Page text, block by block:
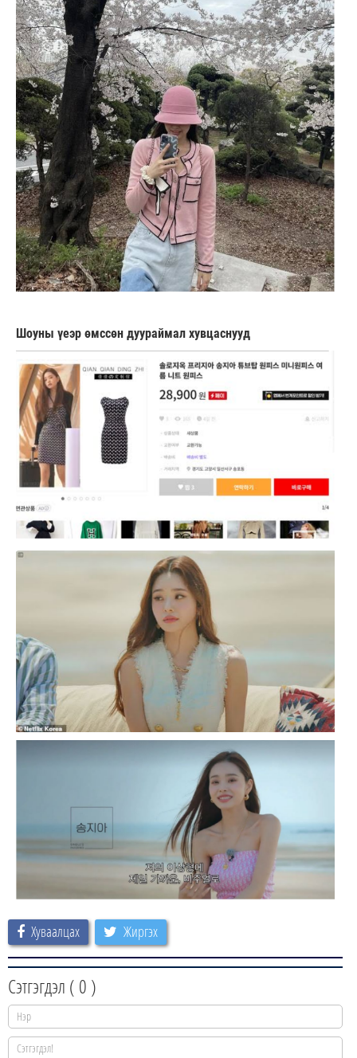
Шоуны үеэр өмссөн дуураймал хувцаснууд
Хуваалцах Жиргэх
Сэтгэгдэл ( 0 )